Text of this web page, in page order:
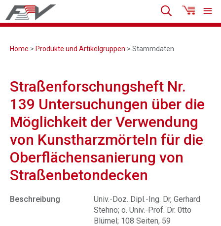
Home > Produkte und Artikelgruppen > Stammdaten
Straßenforschungsheft Nr.
139 Untersuchungen über die
Möglichkeit der Verwendung
von Kunstharzmörteln für die
Oberflächensanierung von
Straßenbetondecken
Beschreibung
Univ.-Doz. Dipl.-Ing. Dr, Gerhard
Stehno; o. Univ.-Prof. Dr. 0tto
Blümel; 108 Seiten, 59